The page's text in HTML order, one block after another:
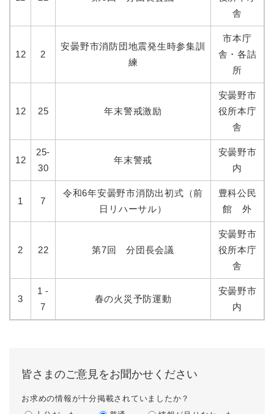
舎
12 2
安曇野市消防団地震発生時参集訓
練
市本庁
舎・各詰
所
12 25 年末警戒激励
安曇野市
役所本庁
舎
12
25-
30
年末警戒
安曇野市
内
1 7
令和6年安曇野市消防出初式（前
日リハーサル）
豊科公民
館 外
2 22 第7回 分団長会議
安曇野市
役所本庁
舎
3
1 -
7
春の火災予防運動
安曇野市
内
皆さまのご意見をお聞かせください
お求めの情報が十分掲載されていましたか？